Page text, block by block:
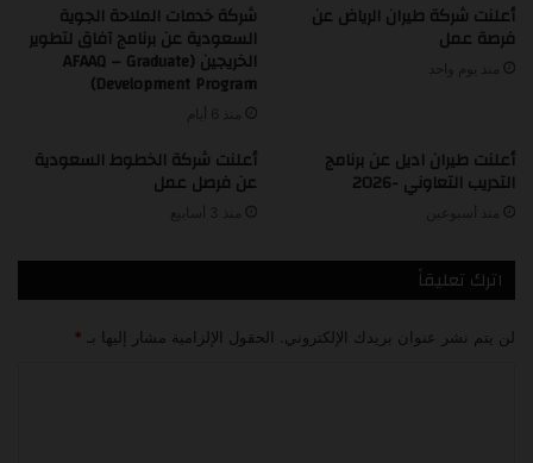
أعلنت شركة طيران الرياض عن
فرصة عمل
شركة خدمات الملاحة الجوية
السعودية عن برنامج آفاق لتطوير
الخريجين (AFAAQ – Graduate
Development Program)
أعلنت طيران اديل عن برنامج
التدريب التعاوني -2026
أعلنت شركة الخطوط السعودية
عن فرصل عمل
اترك تعليقاً
لن يتم نشر عنوان بريدك الإلكتروني. الحقول الإلزامية مشار إليها بـ *